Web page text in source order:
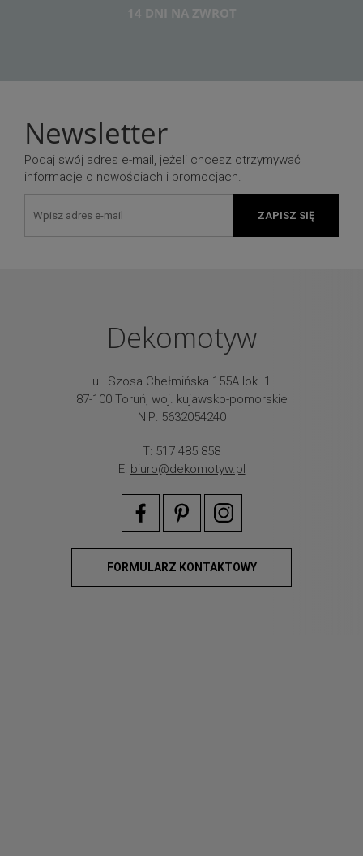
14 DNI NA ZWROT
Newsletter
Podaj swój adres e-mail, jeżeli chcesz otrzymywać
informacje o nowościach i promocjach.
ZAPISZ SIĘ
Dekomotyw
ul. Szosa Chełmińska 155A lok. 1
87-100 Toruń, woj. kujawsko-pomorskie
NIP: 5632054240
T: 517 485 858
E: biuro@dekomotyw.pl
FORMULARZ KONTAKTOWY